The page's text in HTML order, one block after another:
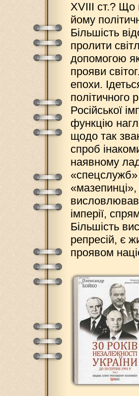
XVIII ст.? Що
йому
Більшість
пролити
допомогою
прояви
епохи.
політичного
Російської
функцію
щодо так
спроб
наявному
«спецслужб»
імперії,
Більшість
репресій, є
проявом